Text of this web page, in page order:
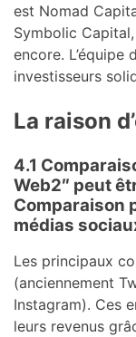
est Nomad
Symbolic
encore. L’équipe
investisseurs
La raison
4.1
Web2″ peut
Comparaison
médias
Les principaux
(anciennement
Instagram). Ces
leurs revenus